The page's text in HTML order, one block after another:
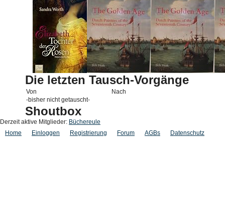
Die letzten Tausch-Vorgänge
Von
Nach
-bisher nicht getauscht-
Shoutbox
Derzeit aktive Mitglieder: Büchereule
Home
Einloggen Registrierung Forum AGBs Datenschutz